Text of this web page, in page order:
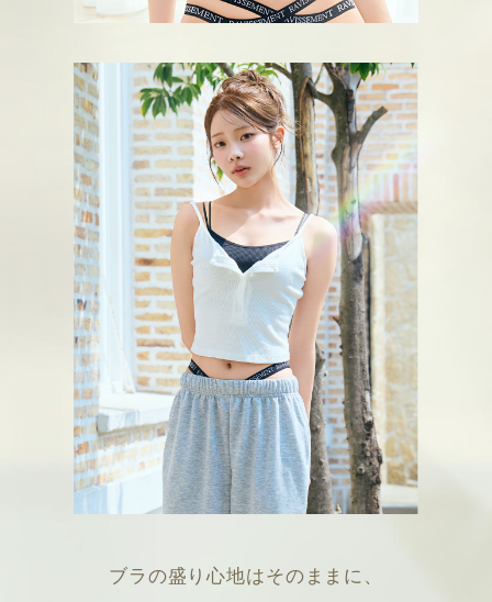
ブラの盛り心地はそのままに、